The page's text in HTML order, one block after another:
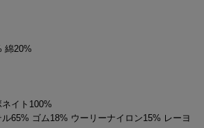
綿20%
イト100%
65% ゴム18% ウーリーナイロン15% レーヨ